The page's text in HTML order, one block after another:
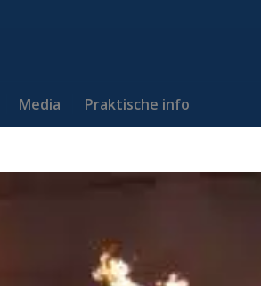
Media Praktische info